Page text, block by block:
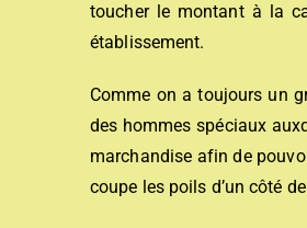
toucher le montant à la
établissement.
Comme on a toujours un
des hommes spéciaux
marchandise afin de
coupe les poils d’un côté